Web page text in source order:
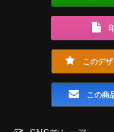
印
このデザ
この商品